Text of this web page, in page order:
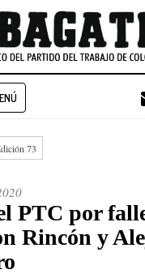
73
PTC por
Rincón y